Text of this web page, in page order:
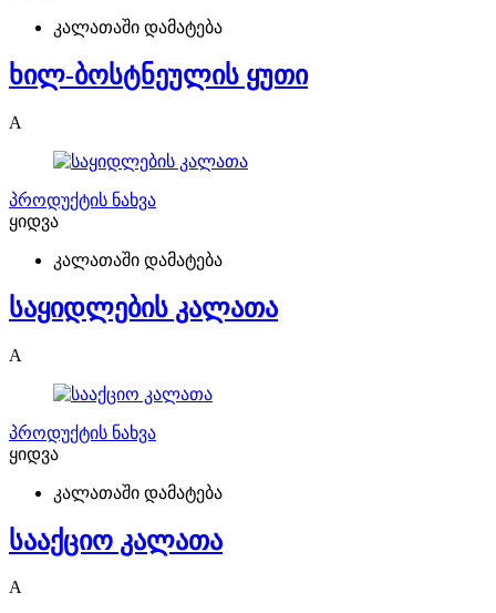
კალათაში დამატება
ხილ-ბოსტნეულის ყუთი
A
პროდუქტის ნახვა
ყიდვა
კალათაში დამატება
საყიდლების კალათა
A
პროდუქტის ნახვა
ყიდვა
კალათაში დამატება
სააქციო კალათა
A